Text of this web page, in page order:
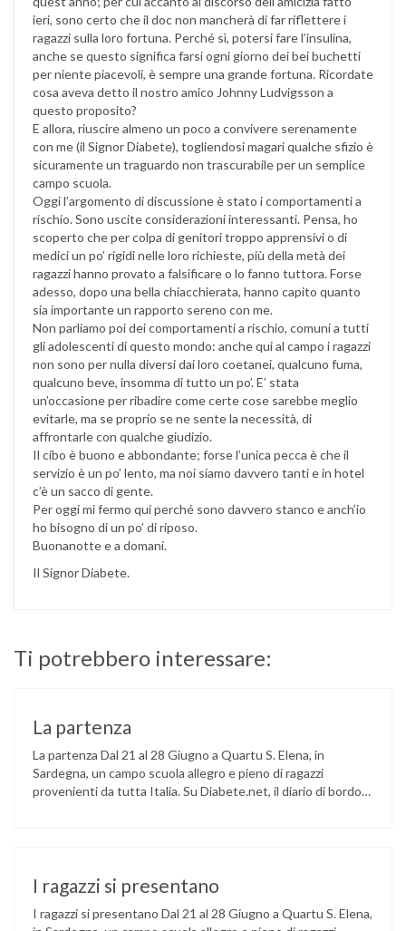
ieri, sono certo che il doc non mancherà di far riflettere i
ragazzi sulla loro fortuna. Perché sì, potersi fare l’insulina,
anche se questo significa farsi ogni giorno dei bei buchetti
per niente piacevoli, è sempre una grande fortuna. Ricordate
cosa aveva detto il nostro amico Johnny Ludvigsson a
questo proposito?
E allora, riuscire almeno un poco a convivere serenamente
con me (il Signor Diabete), togliendosi magari qualche sfizio è
sicuramente un traguardo non trascurabile per un semplice
campo scuola.
Oggi l’argomento di discussione è stato i comportamenti a
rischio. Sono uscite considerazioni interessanti. Pensa, ho
scoperto che per colpa di genitori troppo apprensivi o di
medici un po’ rigidi nelle loro richieste, più della metà dei
ragazzi hanno provato a falsificare o lo fanno tuttora. Forse
adesso, dopo una bella chiacchierata, hanno capito quanto
sia importante un rapporto sereno con me.
Non parliamo poi dei comportamenti a rischio, comuni a tutti
gli adolescenti di questo mondo: anche qui al campo i ragazzi
non sono per nulla diversi dai loro coetanei, qualcuno fuma,
qualcuno beve, insomma di tutto un po’. E’ stata
un’occasione per ribadire come certe cose sarebbe meglio
evitarle, ma se proprio se ne sente la necessità, di
affrontarle con qualche giudizio.
Il cibo è buono e abbondante; forse l’unica pecca è che il
servizio è un po’ lento, ma noi siamo davvero tanti e in hotel
c’è un sacco di gente.
Per oggi mi fermo qui perché sono davvero stanco e anch’io
ho bisogno di un po’ di riposo.
Buonanotte e a domani.
Il Signor Diabete.
Ti potrebbero interessare:
La partenza
La partenza Dal 21 al 28 Giugno a Quartu S. Elena, in
Sardegna, un campo scuola allegro e pieno di ragazzi
provenienti da tutta Italia. Su Diabete.net, il diario di bordo
I ragazzi si presentano
I ragazzi si presentano Dal 21 al 28 Giugno a Quartu S. Elena,